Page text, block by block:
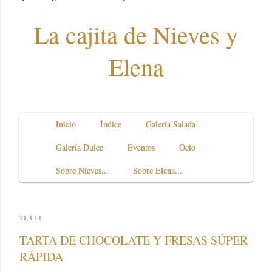
La cajita de Nieves y
Elena
Inicio Índice
Galería Salada
Galería Dulce
Eventos
Ocio
Sobre Nieves...
Sobre Elena...
21.3.14
TARTA DE CHOCOLATE Y FRESAS SÚPER
RÁPIDA